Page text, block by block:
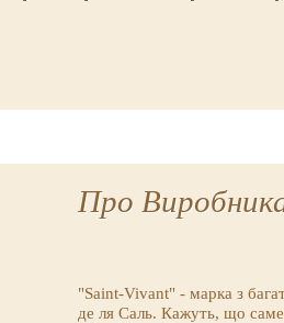
Про
"Saint-Vivant" - марка з
де ля Саль. Кажуть, що саме